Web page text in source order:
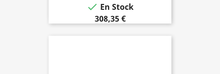
 En Stock
308,35 €